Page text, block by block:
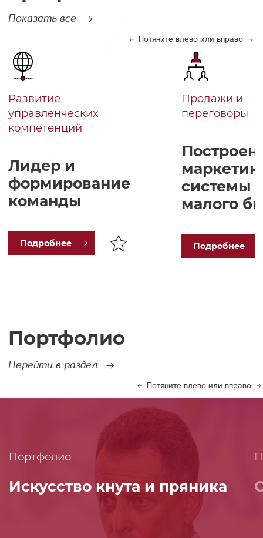
Показать все
Потяните влево или вправо
Развитие
управленческих
компетенций
Лидер и
формирование
команды
Подробнее
Продажи и
переговоры
системы
малого
Подробнее
Портфолио
Перейти в раздел
Потяните влево или вправо
Портфолио
Искусство кнута и пряника